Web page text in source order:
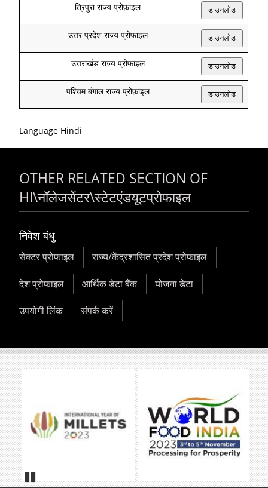
त्रिपुरा राज्य प्रोफ़ाइल डाउनलोड
उत्तर प्रदेश राज्य प्रोफ़ाइल डाउनलोड
उत्तराखंड राज्य प्रोफ़ाइल डाउनलोड
पश्चिम बंगाल राज्य प्रोफ़ाइल डाउनलोड
Language Hindi
OTHER RELATED SECTION OF
HI\नॉलेजसेंटर\स्टेटएंडयूटप्रोफाइल
निवेश बंधु
सेक्टर प्रोफाइल राज्य/केंद्रशासित प्रदेश प्रोफाइल
देश प्रोफाइल आर्थिक डेटा बैंक योजना डेटा
उपयोगी लिंक संपर्क करें